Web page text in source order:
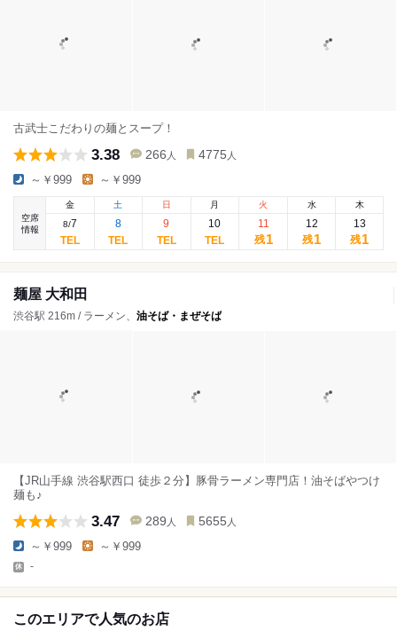
古武士こだわりの麺とスープ！
3.38 266 人 4775 人
～￥999 ～￥999
空席
情報
金
8/7
土
8
日
9
月
10
火
11
残1
水
12
残1
木
13
残1
麺屋 大和田
渋谷駅 216m / ラーメン、 油そば・まぜそば
【JR山手線 渋谷駅西口 徒歩２分】豚骨ラーメン専門店！油そばやつけ
麺も♪
3.47 289 人 5655 人
～￥999 ～￥999
-
このエリアで人気のお店